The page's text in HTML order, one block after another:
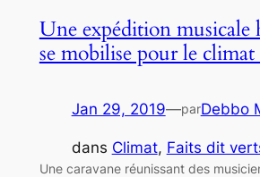
Une expédition musicale
se mobilise pour le
Jan 29, 2019—parDebbo
dans Climat, Faits dit
Une caravane réunissant des